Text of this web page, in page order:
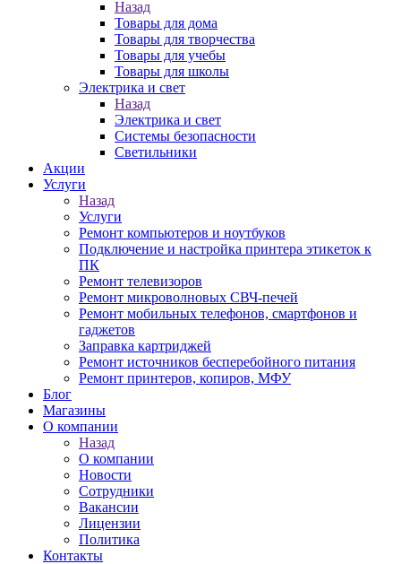
Назад
Товары для дома
Товары для творчества
Товары для учебы
Товары для школы
Электрика и свет
Назад
Электрика и свет
Системы безопасности
Светильники
Акции
Услуги
Назад
Услуги
Ремонт компьютеров и ноутбуков
Подключение и настройка принтера этикеток к
ПК
Ремонт телевизоров
Ремонт микроволновых СВЧ-печей
Ремонт мобильных телефонов, смартфонов и
гаджетов
Заправка картриджей
Ремонт источников бесперебойного питания
Ремонт принтеров, копиров, МФУ
Блог
Магазины
О компании
Назад
О компании
Новости
Сотрудники
Вакансии
Лицензии
Политика
Контакты